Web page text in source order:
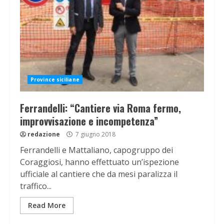
Province siciliane
Ferrandelli: “Cantiere via Roma fermo,
improvvisazione e incompetenza”
redazione 7 giugno 2018
Ferrandelli e Mattaliano, capogruppo dei
Coraggiosi, hanno effettuato un’ispezione
ufficiale al cantiere che da mesi paralizza il
traffico...
Read More